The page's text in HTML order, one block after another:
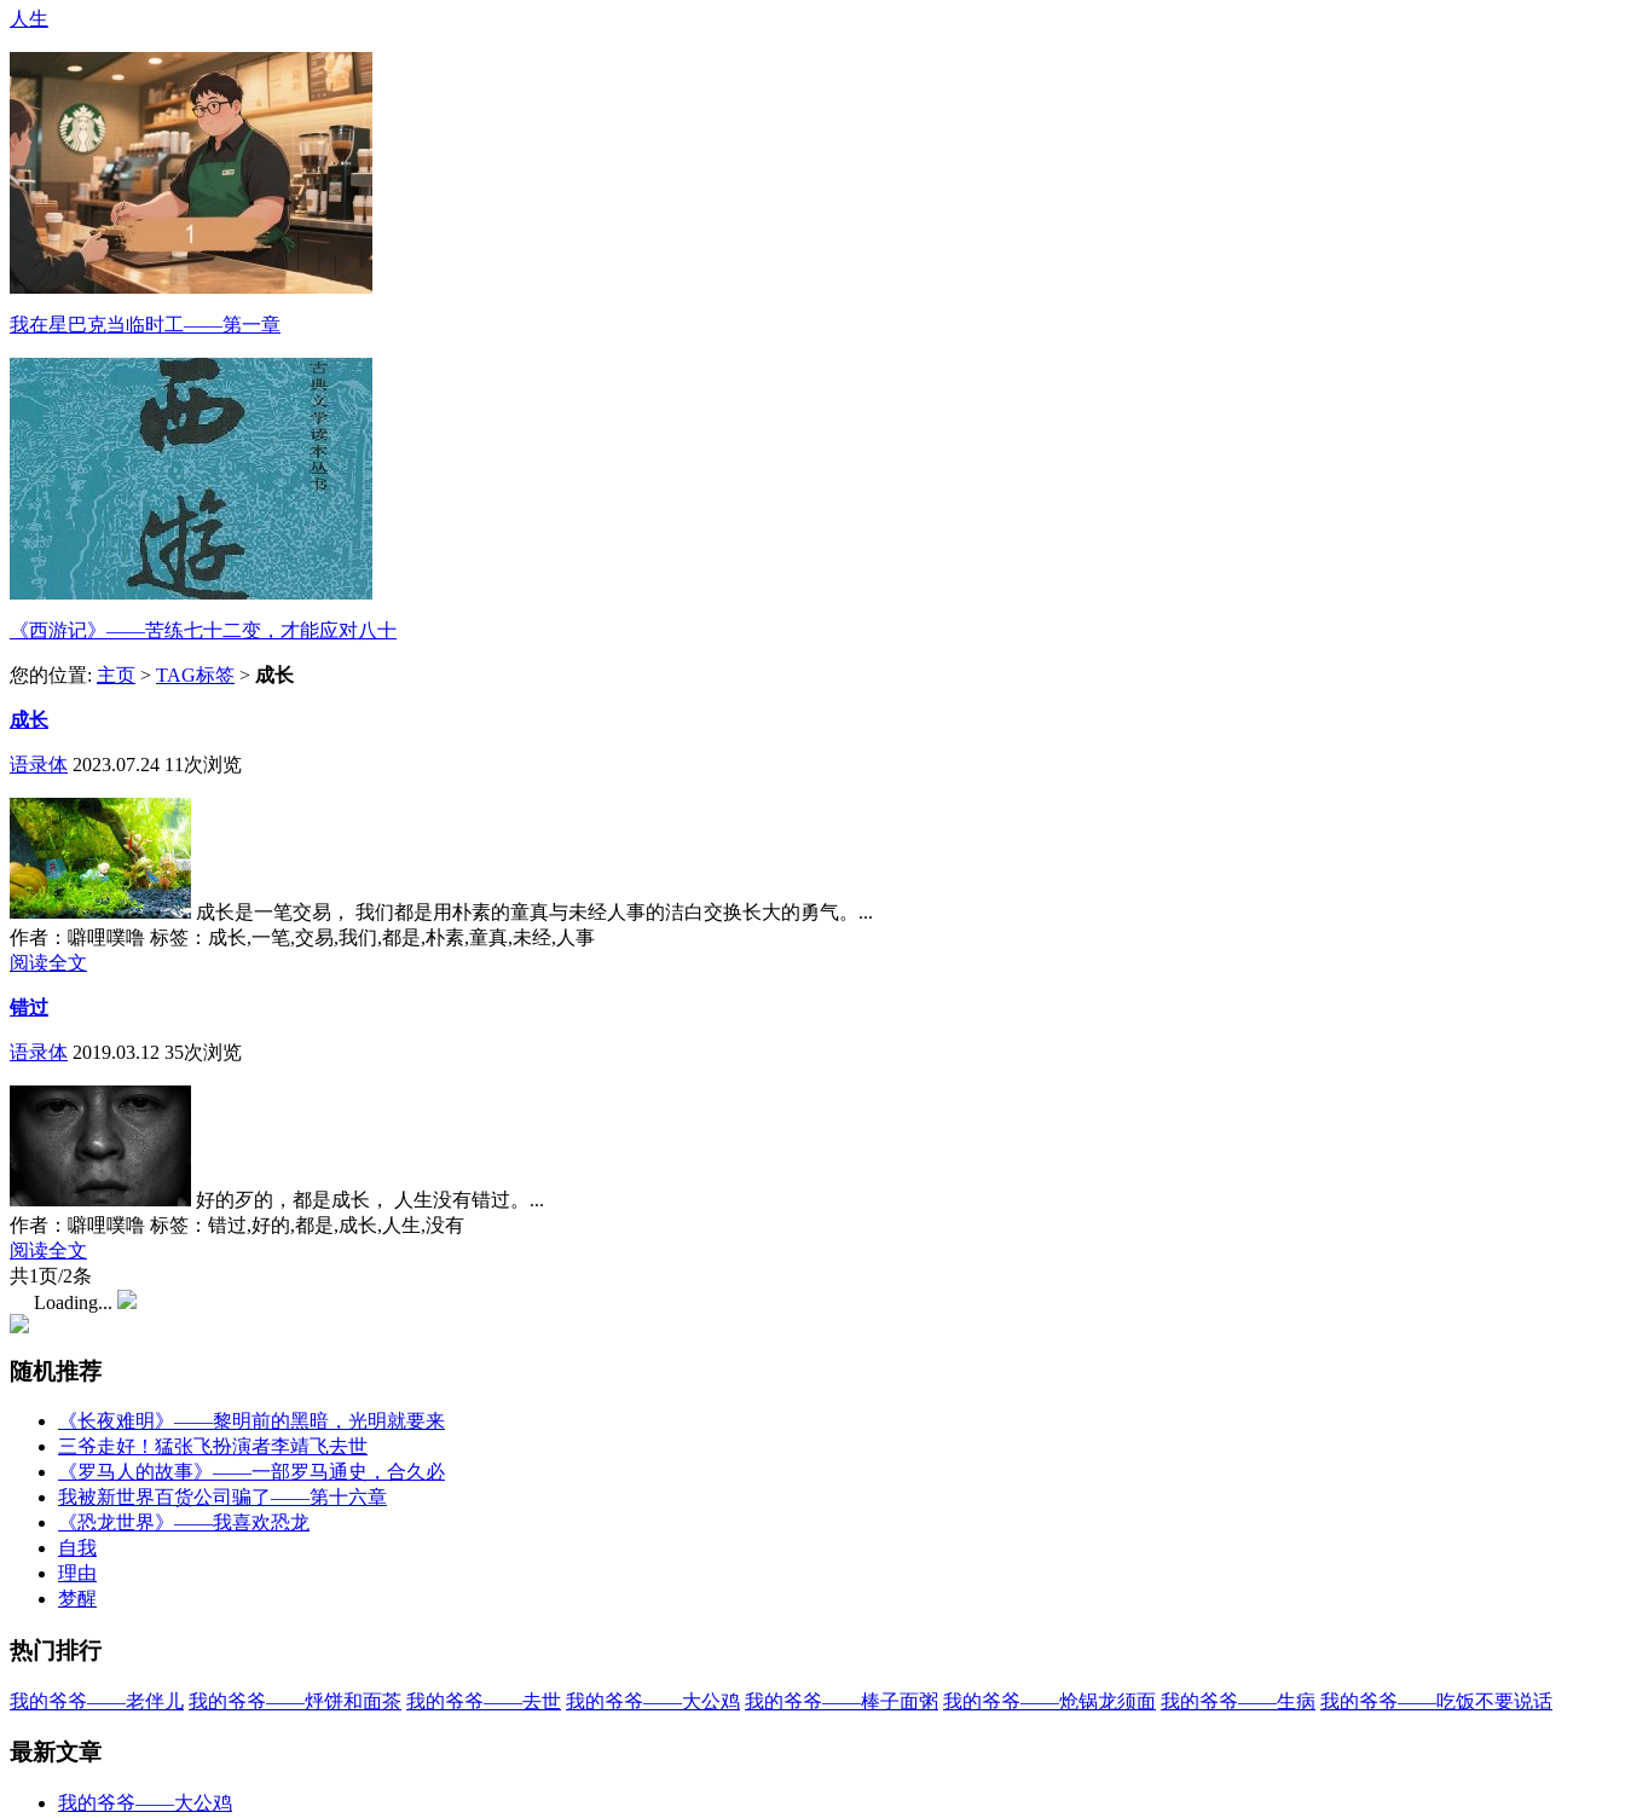
人生
我在星巴克当临时工——第一章
《西游记》——苦练七十二变，才能应对八十
您的位置: 主页 > TAG标签 > 成长
成长
语录体 2023.07.24 11次浏览
成长是一笔交易， 我们都是用朴素的童真与未经人事的洁白交换长大的勇气。...
作者：噼哩噗噜 标签：成长,一笔,交易,我们,都是,朴素,童真,未经,人事
阅读全文
错过
语录体 2019.03.12 35次浏览
好的歹的，都是成长， 人生没有错过。...
作者：噼哩噗噜 标签：错过,好的,都是,成长,人生,没有
阅读全文
共1页/2条
Loading...
随机推荐
《长夜难明》——黎明前的黑暗，光明就要来
三爷走好！猛张飞扮演者李靖飞去世
《罗马人的故事》——一部罗马通史，合久必
我被新世界百货公司骗了——第十六章
《恐龙世界》——我喜欢恐龙
自我
理由
梦醒
热门排行
我的爷爷——老伴儿 我的爷爷——烀饼和面茶 我的爷爷——去世 我的爷爷——大公鸡 我的爷爷——棒子面粥 我的爷爷——炝锅龙须面 我的爷爷——生病 我的爷爷——吃饭不要说话
最新文章
我的爷爷——大公鸡